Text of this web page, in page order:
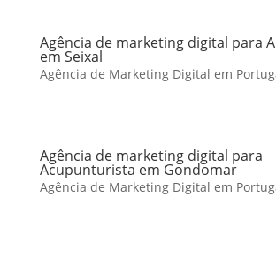
Agência de marketing digital para
em Seixal
Agência de Marketing Digital em
Agência de marketing digital para
Acupunturista em Gondomar
Agência de Marketing Digital em